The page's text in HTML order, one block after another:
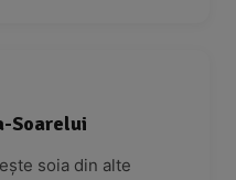
Soarelui
soia din alte